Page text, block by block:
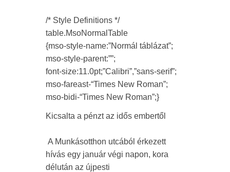
/* Style Definitions */
table.MsoNormalTable
{mso-style-name:”Normál táblázat”;
mso-style-parent:””;
font-size:11.0pt;”Calibri”,”sans-serif”;
mso-fareast-“Times New Roman”;
mso-bidi-“Times New Roman”;}
Kicsalta a pénzt az idős embertől
A Munkásotthon utcából érkezett
hívás egy január végi napon, kora
délután az újpesti